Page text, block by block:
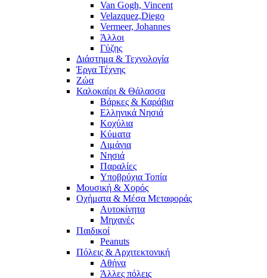
Van Gogh, Vincent
Velazquez,Diego
Vermeer, Johannes
Άλλοι
Γύζης
Διάστημα & Τεχνολογία
Έργα Τέχνης
Ζώα
Καλοκαίρι & Θάλασσα
Βάρκες & Καράβια
Ελληνικά Νησιά
Κοχύλια
Κύματα
Λιμάνια
Νησιά
Παραλίες
Υποβρύχια Τοπία
Μουσική & Χορός
Οχήματα & Μέσα Μεταφοράς
Αυτοκίνητα
Μηχανές
Παιδικοί
Peanuts
Πόλεις & Αρχιτεκτονική
Αθήνα
Άλλες πόλεις